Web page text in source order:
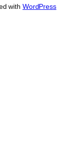
with WordPress